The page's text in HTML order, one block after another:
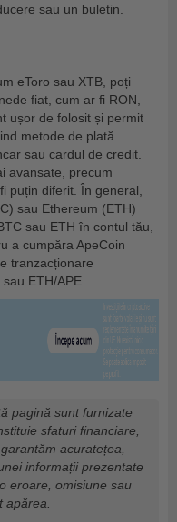
sau un buletin.
eToro sau XTB, poți
fiat, cum ar fi RON,
ușor de folosit și permit
metode de plată
sau cardul de credit.
avansate, precum
puțin diferit. În general,
sau Ethereum (ETH)
sau ETH în contul tău,
a cumpăra ApeCoin
tranzacționare
ETH/APE.
pagină sunt furnizate
sfaturi financiare,
acuratețea,
informații prezentate
eroare, omisiune sau
apărea.